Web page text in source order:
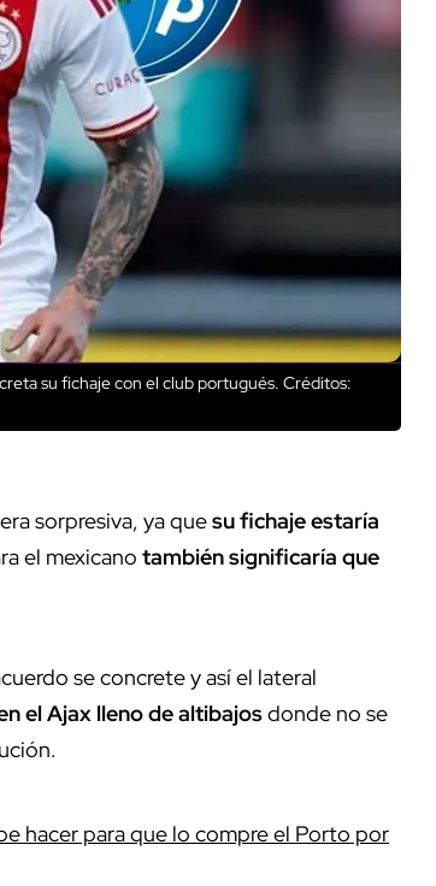
su fichaje con el club portugués. Créditos:
sorpresiva, ya quesu fichaje estaría
el mexicano también significaría que
se concrete y así el lateral
el Ajax lleno de altibajosdonde no se
hacer para que lo compre el Porto por